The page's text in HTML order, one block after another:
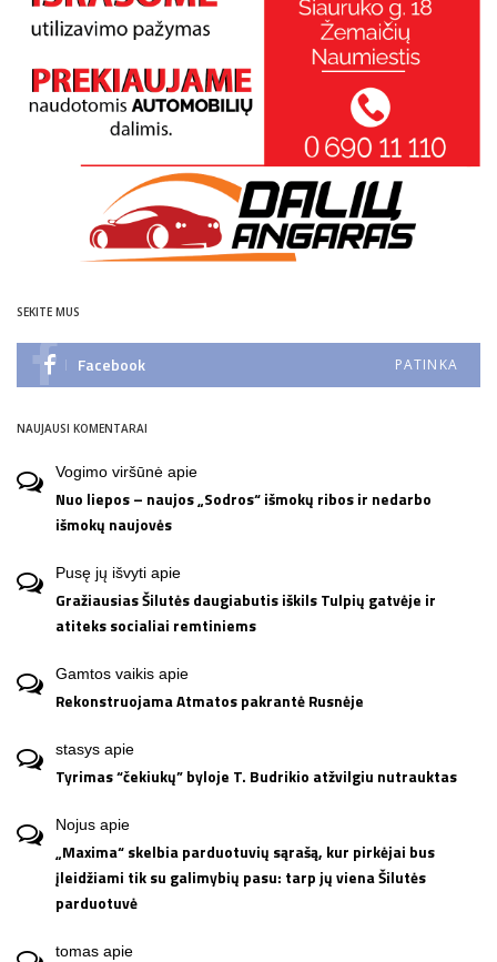
SEKITE MUS
Facebook PATINKA
NAUJAUSI KOMENTARAI
Vogimo viršūnė apie
Nuo liepos – naujos „Sodros“ išmokų ribos ir nedarbo
išmokų naujovės
Pusę jų išvyti apie
Gražiausias Šilutės daugiabutis iškils Tulpių gatvėje ir
atiteks socialiai remtiniems
Gamtos vaikis apie
Rekonstruojama Atmatos pakrantė Rusnėje
stasys apie
Tyrimas “čekiukų” byloje T. Budrikio atžvilgiu nutrauktas
Nojus apie
„Maxima“ skelbia parduotuvių sąrašą, kur pirkėjai bus
įleidžiami tik su galimybių pasu: tarp jų viena Šilutės
parduotuvė
tomas apie